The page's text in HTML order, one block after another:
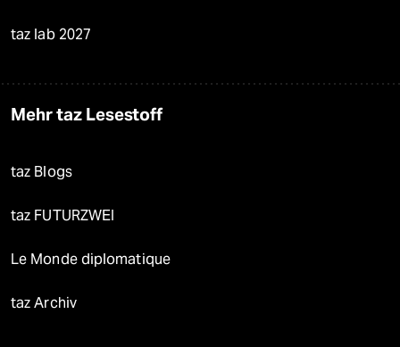
taz lab 2027
Mehr taz Lesestoff
taz Blogs
taz FUTURZWEI
Le Monde diplomatique
taz Archiv